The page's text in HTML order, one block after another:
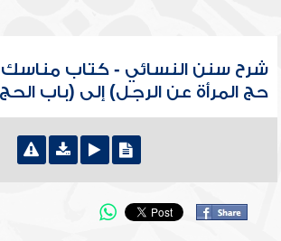
شرح سنن النسائي - كتاب مناسك
حج المرأة عن الرجل) إلى (باب